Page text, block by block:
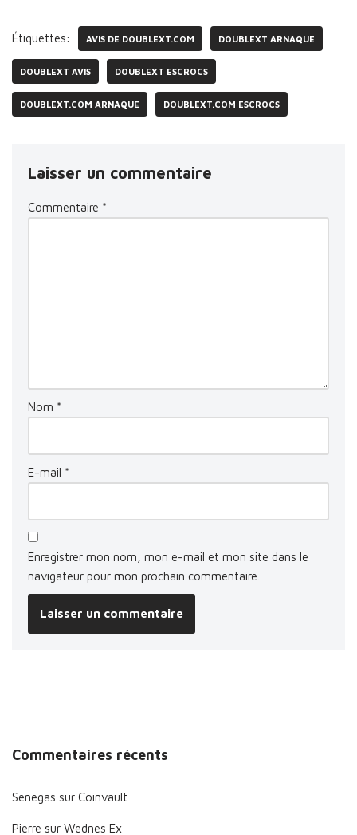
Étiquettes: AVIS DE DOUBLEXT.COM DOUBLEXT ARNAQUE
DOUBLEXT AVIS DOUBLEXT ESCROCS
DOUBLEXT.COM ARNAQUE DOUBLEXT.COM ESCROCS
Laisser un commentaire
Commentaire *
Nom *
E-mail *
Enregistrer mon nom, mon e-mail et mon site dans le
navigateur pour mon prochain commentaire.
Commentaires récents
Senegas sur Coinvault
Pierre sur Wednes Ex